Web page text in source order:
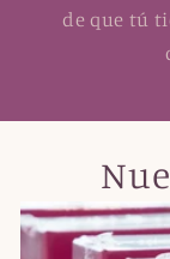
de que tú